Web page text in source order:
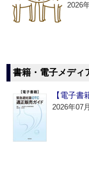
2026
書籍・電子メディ
【電子
2026年07